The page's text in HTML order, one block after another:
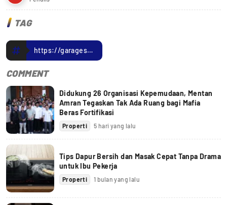
TAG
https://garagesaleacademy.com/
COMMENT
Didukung 26 Organisasi Kepemudaan, Mentan
Amran Tegaskan Tak Ada Ruang bagi Mafia
Beras Fortifikasi
Properti 5 hari yang lalu
Tips Dapur Bersih dan Masak Cepat Tanpa Drama
untuk Ibu Pekerja
Properti 1 bulan yang lalu